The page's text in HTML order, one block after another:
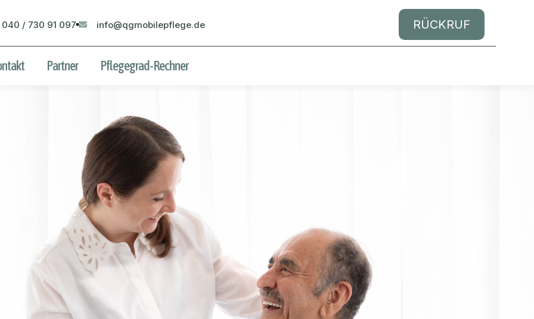
040 / 730 91 097 info@qgmobilepflege.de RÜCKRUF
Partner Pflegegrad-Rechner